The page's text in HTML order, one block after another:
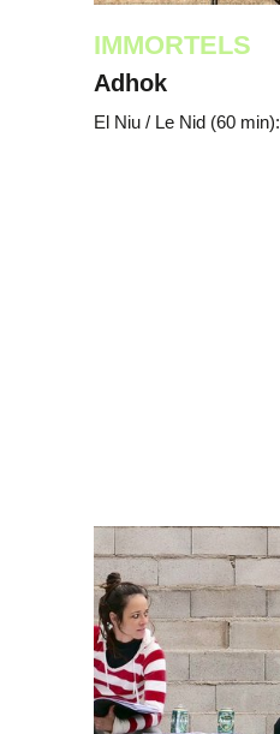
IMMORTELS
Adhok
El Niu / Le Nid (60 min):